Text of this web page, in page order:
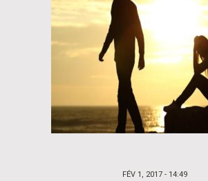
POSTED
FÉV 1, 2017 - 14:49